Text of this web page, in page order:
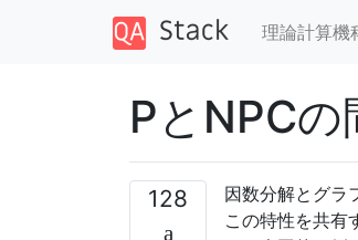
理論計算機
PとNPCの
128
因数分解とグラ
この特性を共有